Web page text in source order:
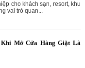
cho khách sạn, resort, khu
vai trò quan...
Mở Cửa Hàng Giặt Là